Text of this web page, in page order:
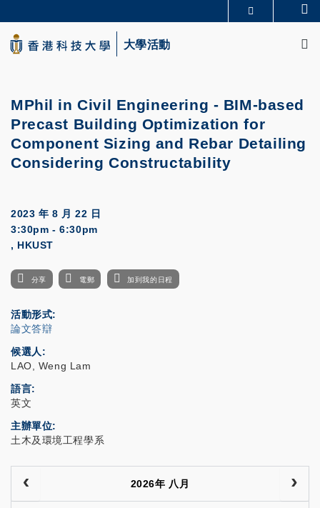
to
main
content
生活@科大
大學活動
MPhil in Civil Engineering - BIM-based
Precast Building Optimization for
Component Sizing and Rebar Detailing
Considering Constructability
2023 年 8 月 22 日
3:30pm - 6:30pm
, HKUST
分享 電郵 加到我的日程
活動形式
論文答辯
候選人
LAO, Weng Lam
語言
英文
主辦單位
土木及環境工程學系
2026年 八月